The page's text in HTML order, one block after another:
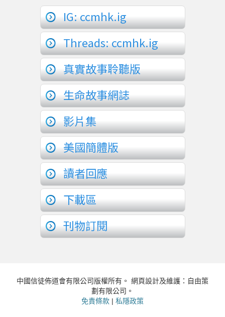
IG: ccmhk.ig
Threads: ccmhk.ig
真實故事聆聽版
生命故事網誌
影片集
美國簡體版
讀者回應
下載區
刊物訂閱
中國信徒佈道會有限公司版權所有。 網頁設計及維護：自由策
劃有限公司。
免責條款 | 私隱政策